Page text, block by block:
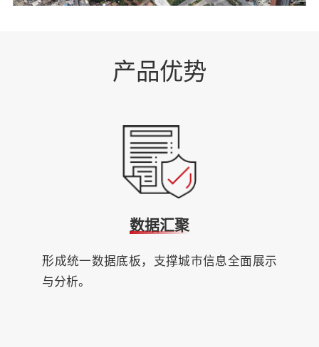
产品优势
数据汇聚
形成统一数据底板，支撑城市信息全面展示
与分析。